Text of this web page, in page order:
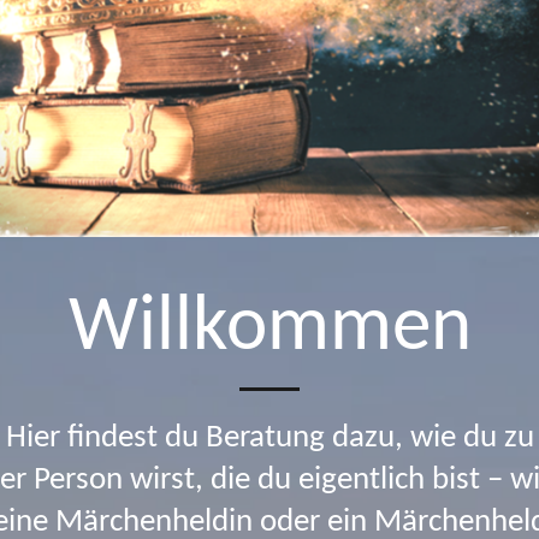
Willkommen
Hier findest du Beratung dazu, wie du zu
Person wirst, die du eigentlich bist –
Märchenheldin oder ein